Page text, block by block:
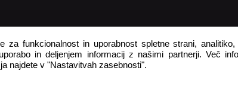
odstop od pogodbe tukaj
o
za funkcionalnost in uporabnost spletne strani,
in deljenjem informacij z našimi partnerji. Več
najdete v "Nastavitvah zasebnosti".